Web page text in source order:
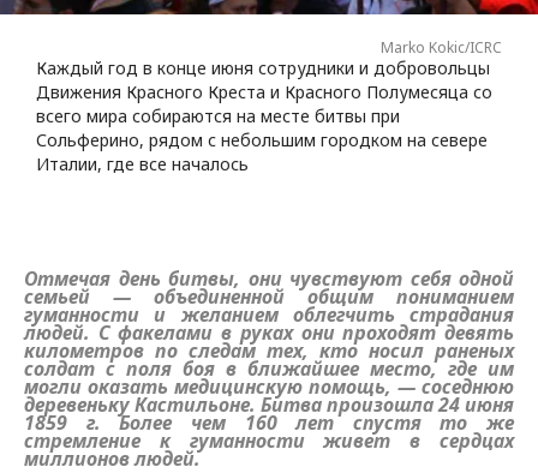
Marko Kokic/ICRC
Каждый год в конце июня сотрудники и добровольцы
Движения Красного Креста и Красного Полумесяца со
всего мира собираются на месте битвы при
Сольферино, рядом с небольшим городком на севере
Италии, где все началось
Отмечая день битвы, они чувствуют себя одной
семьей — объединенной общим пониманием
гуманности и желанием облегчить страдания
людей. С факелами в руках они проходят девять
километров по следам тех, кто носил раненых
солдат с поля боя в ближайшее место, где им
могли оказать медицинскую помощь, — соседнюю
деревеньку Кастильоне. Битва произошла 24 июня
1859 г. Более чем 160 лет спустя то же
стремление к гуманности живет в сердцах
миллионов людей.